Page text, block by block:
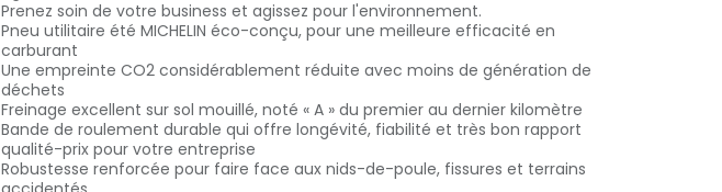
Prenez soin de votre business et agissez pour l'environnement.
Pneu utilitaire été MICHELIN éco-conçu, pour une meilleure efficacité en
carburant
Une empreinte CO2 considérablement réduite avec moins de génération de
déchets
Freinage excellent sur sol mouillé, noté « A » du premier au dernier kilomètre
Bande de roulement durable qui offre longévité, fiabilité et très bon rapport
qualité-prix pour votre entreprise
Robustesse renforcée pour faire face aux nids-de-poule, fissures et terrains